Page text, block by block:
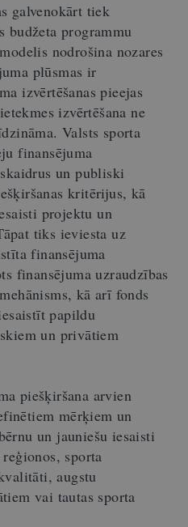
galvenokārt tiek
budžeta programmu
nodrošina nozares
plūsmas ir
izvērtēšanas pieejas
izvērtēšana ne
Valsts sporta
finansējuma
un publiski
kritērijus, kā
projektu un
tiks ieviesta uz
finansējuma
finansējuma uzraudzības
kā arī fonds
papildu
un privātiem
piešķiršana arvien
mērķiem un
un jauniešu iesaisti
sporta
augstu
vai tautas sporta